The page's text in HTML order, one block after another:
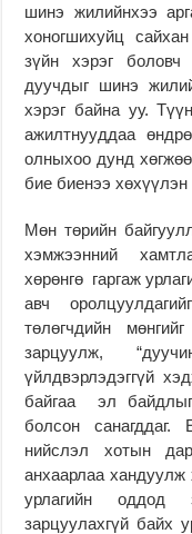
шинэ жилийнхээ
хоногшихуйц сайхан
зүйн хэрэг
дуучдыг шинэ
хэрэг байна уу.
ажилтнууддаа
олныхоо дунд
бие биенээ
Мөн төрийн
хэмжээнний
хөрөнгө гаргаж
авч
төлөгчдийн
зарцуулж,
үйлдвэрлэдэггүй
байгаа эл
болсон
нийслэл хотын
анхаарлаа хандуулж
урлагийн оддод
зарцуулахгүй байх